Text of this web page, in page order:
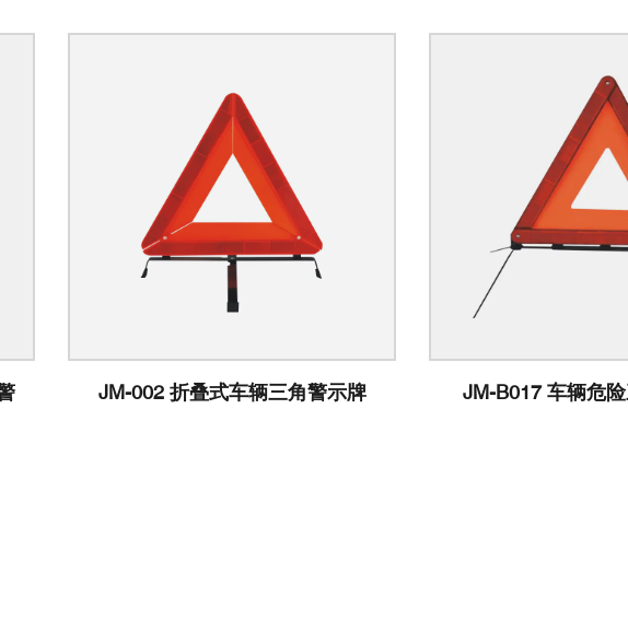
JM-002 折叠式车辆三角警示牌 JM-B017 车辆危